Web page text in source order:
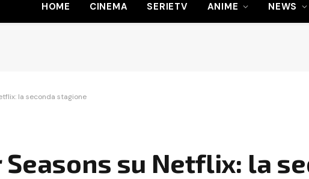
HOME CINEMA SERIETV ANIME NEWS
la seconda stagione
Seasons su Netflix: la